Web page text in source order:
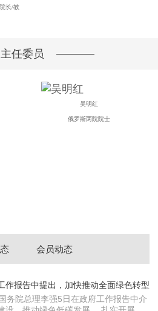
长/教
主任委员
吴明红
俄罗斯两院院士
会员动态
作报告中提出，加快推动全面绿色转型
院总理李强5日在政府工作报告中介